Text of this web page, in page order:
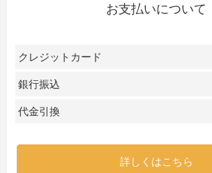
お支払いについて
クレジットカード
銀行振込
代金引換
詳しくはこちら